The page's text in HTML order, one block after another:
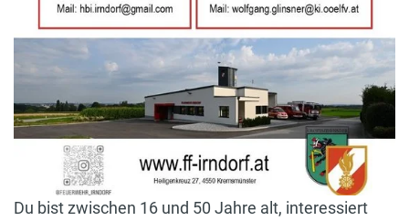
Du bist zwischen 16 und 50 Jahre alt, interessiert